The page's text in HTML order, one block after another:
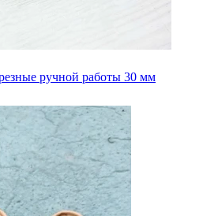
ручной работы 30 мм